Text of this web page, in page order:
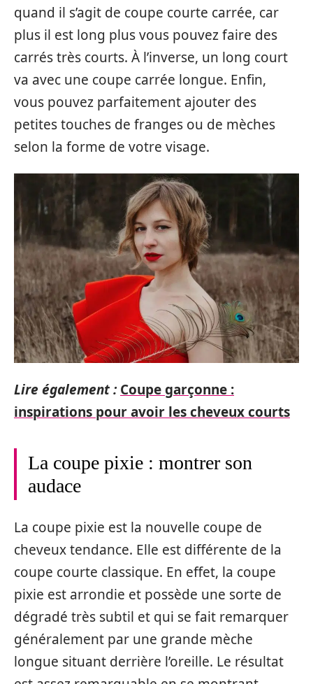
quand il s’agit de coupe courte carrée, car
plus il est long plus vous pouvez faire des
carrés très courts. À l’inverse, un long court
va avec une coupe carrée longue. Enfin,
vous pouvez parfaitement ajouter des
petites touches de franges ou de mèches
selon la forme de votre visage.
Lire également : Coupe garçonne :
inspirations pour avoir les cheveux courts
La coupe pixie : montrer son
audace
La coupe pixie est la nouvelle coupe de
cheveux tendance. Elle est différente de la
coupe courte classique. En effet, la coupe
pixie est arrondie et possède une sorte de
dégradé très subtil et qui se fait remarquer
généralement par une grande mèche
longue situant derrière l’oreille. Le résultat